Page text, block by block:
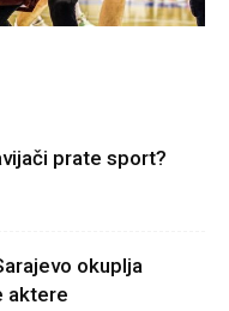
prate sport?
okuplja
aktere